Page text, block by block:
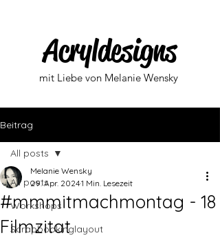
mit Liebe von Melanie Wensky
Acryldesigns
Beitrag
All posts
Workshops
Scrapbookinglayout
All posts
#mmmitmachmontag - 18
Filmzitat
Melanie Wensky
29. Apr. 20241 Min. Lesezeit